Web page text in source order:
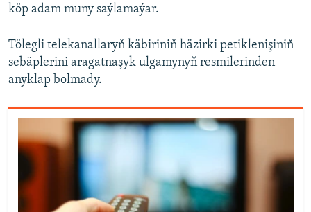
köp adam muny saýlamaýar.
Tölegli telekanallaryň käbiriniň häzirki petiklenişiniň
sebäplerini aragatnaşyk ulgamynyň resmilerinden
anyklap bolmady.